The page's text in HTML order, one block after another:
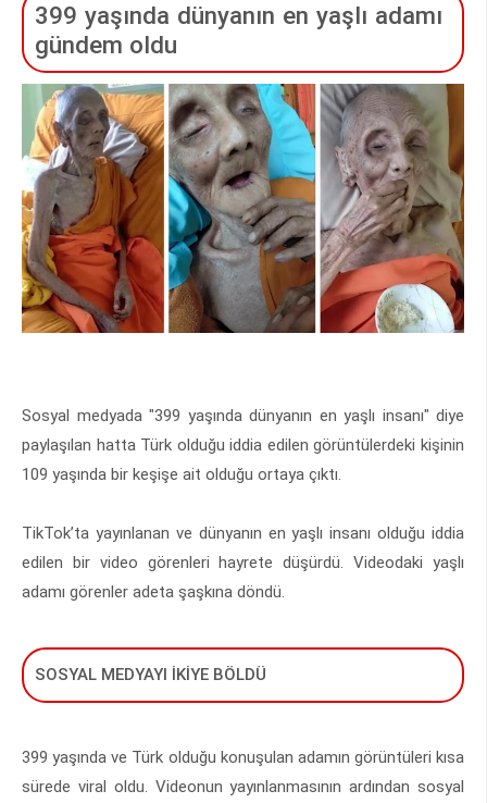
399 yaşında dünyanın en yaşlı adamı
gündem oldu
Sosyal medyada "399 yaşında dünyanın en yaşlı insanı" diye
paylaşılan hatta Türk olduğu iddia edilen görüntülerdeki kişinin
109 yaşında bir keşişe ait olduğu ortaya çıktı.
TikTok’ta yayınlanan ve dünyanın en yaşlı insanı olduğu iddia
edilen bir video görenleri hayrete düşürdü. Videodaki yaşlı
adamı görenler adeta şaşkına döndü.
SOSYAL MEDYAYI İKİYE BÖLDÜ
399 yaşında ve Türk olduğu konuşulan adamın görüntüleri kısa
sürede viral oldu. Videonun yayınlanmasının ardından sosyal